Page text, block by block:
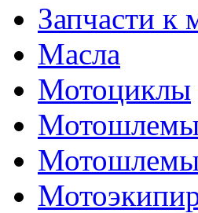
Запчасти к
Масла
Мотоциклы